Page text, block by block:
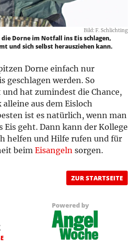
Bild: F. Schlichting
Dorne im Notfall ins Eis schlagen,
und sich selbst herausziehen kann.
Dorne einfach nur
geschlagen werden. So
hat zumindest die Chance,
aus dem Eisloch
ist es natürlich, wenn man
Eis geht. Dann kann der Kollege
helfen und Hilfe rufen und für
beim Eisangeln sorgen.
ZUR STARTSEITE
Powered by